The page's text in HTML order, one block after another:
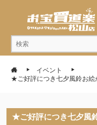
イベント
★ご好評につき七夕風鈴お
★ご好評につき七夕風